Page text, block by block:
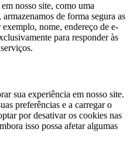
nosso site, como uma
de forma segura as
nome, endereço de e-
para responder às
sua experiência em nosso site.
preferências e a carregar o
por desativar os cookies nas
isso possa afetar algumas